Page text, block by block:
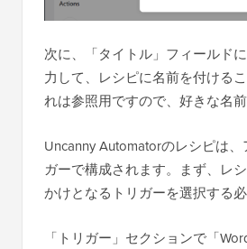
次に、「タイトル」フィールド
力して、レシピに名前を付ける
れは参照用ですので、好きな名前
Uncanny Automatorのレシピは、
ガーで構成されます。まず、レ
かけとなるトリガーを選択する必
「トリガー」セクションで「